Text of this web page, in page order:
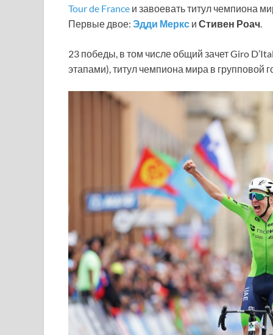
Tour de France и завоевать титул чемпиона
Первые двое: Эдди Меркс и Стивен Роач.
23 победы, в том числе общий зачет Giro
этапами), титул чемпиона мира в групповой